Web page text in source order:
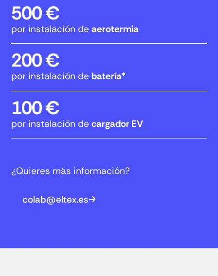
500 €
por instalación de aerotermia
200 €
por instalación de batería*
100 €
por instalación de cargador EV
¿Quieres más información?
colab@eltex.es